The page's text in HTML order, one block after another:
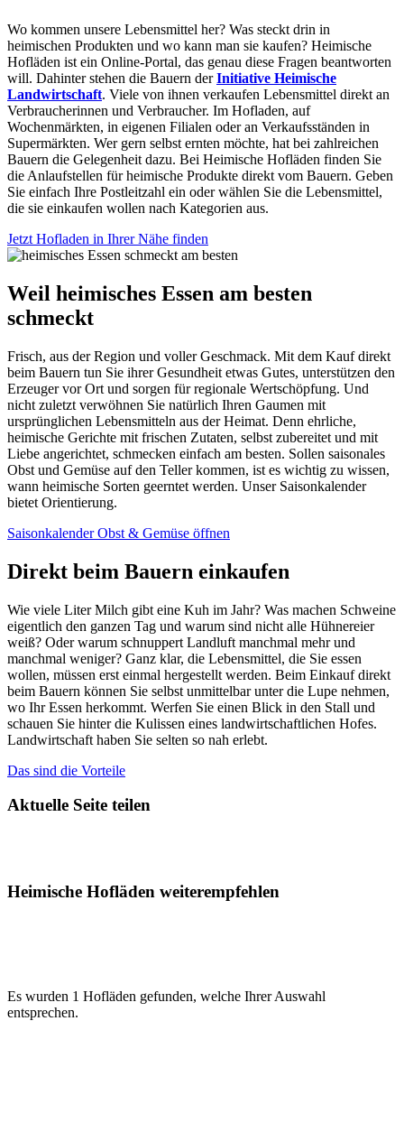
Wo kommen unsere Lebensmittel her? Was steckt drin in
heimischen Produkten und wo kann man sie kaufen? Heimische
Hofläden ist ein Online-Portal, das genau diese Fragen beantworten
will. Dahinter stehen die Bauern derInitiative Heimische
Landwirtschaft. Viele von ihnen verkaufen Lebensmittel direkt an
Verbraucherinnen und Verbraucher. Im Hofladen, auf
Wochenmärkten, in eigenen Filialen oder an Verkaufsständen in
Supermärkten. Wer gern selbst ernten möchte, hat bei zahlreichen
Bauern die Gelegenheit dazu. Bei Heimische Hofläden finden Sie
die Anlaufstellen für heimische Produkte direkt vom Bauern. Geben
Sie einfach Ihre Postleitzahl ein oder wählen Sie die Lebensmittel,
die sie einkaufen wollen nach Kategorien aus.
Jetzt Hofladen in Ihrer Nähe finden
Weil heimisches Essen am besten
schmeckt
Frisch, aus der Region und voller Geschmack. Mit dem Kauf direkt
beim Bauern tun Sie ihrer Gesundheit etwas Gutes, unterstützen den
Erzeuger vor Ort und sorgen für regionale Wertschöpfung. Und
nicht zuletzt verwöhnen Sie natürlich Ihren Gaumen mit
ursprünglichen Lebensmitteln aus der Heimat. Denn ehrliche,
heimische Gerichte mit frischen Zutaten, selbst zubereitet und mit
Liebe angerichtet, schmecken einfach am besten. Sollen saisonales
Obst und Gemüse auf den Teller kommen, ist es wichtig zu wissen,
wann heimische Sorten geerntet werden. Unser Saisonkalender
bietet Orientierung.
Saisonkalender Obst & Gemüse öffnen
Direkt beim Bauern einkaufen
Wie viele Liter Milch gibt eine Kuh im Jahr? Was machen Schweine
eigentlich den ganzen Tag und warum sind nicht alle Hühnereier
weiß? Oder warum schnuppert Landluft manchmal mehr und
manchmal weniger? Ganz klar, die Lebensmittel, die Sie essen
wollen, müssen erst einmal hergestellt werden. Beim Einkauf direkt
beim Bauern können Sie selbst unmittelbar unter die Lupe nehmen,
wo Ihr Essen herkommt. Werfen Sie einen Blick in den Stall und
schauen Sie hinter die Kulissen eines landwirtschaftlichen Hofes.
Landwirtschaft haben Sie selten so nah erlebt.
Das sind die Vorteile
Aktuelle Seite teilen
Heimische Hofläden weiterempfehlen
Es wurden 1 Hofläden gefunden, welche Ihrer Auswahl
entsprechen.